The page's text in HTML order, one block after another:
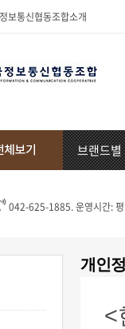
보통신협동조합소개
브랜드별
042-625-1885. 운영시간:
개인
<